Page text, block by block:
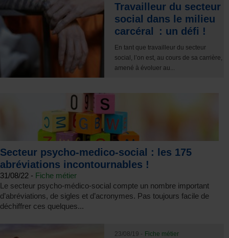
Travailleur du secteur
social dans le milieu
carcéral : un défi !
En tant que travailleur du secteur
social, l’on est, au cours de sa carrière,
amené à évoluer au...
Secteur psycho-medico-social : les 175
abréviations incontournables !
31/08/22 - Fiche métier
Le secteur psycho-médico-social compte un nombre important
d’abréviations, de sigles et d’acronymes. Pas toujours facile de
déchiffrer ces quelques...
23/08/19 - Fiche métier